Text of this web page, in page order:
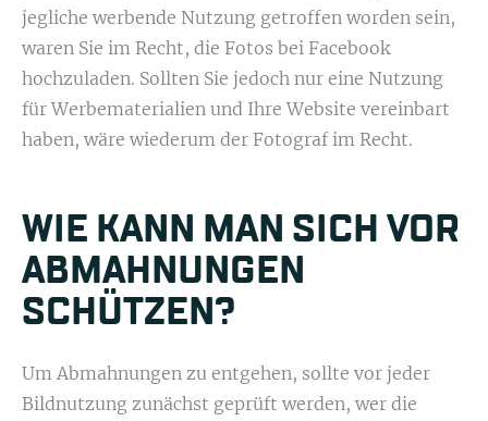
jegliche werbende Nutzung getroffen worden sein,
waren Sie im Recht, die Fotos bei Facebook
hochzuladen. Sollten Sie jedoch nur eine Nutzung
für Werbematerialien und Ihre Website vereinbart
haben, wäre wiederum der Fotograf im Recht.
WIE KANN MAN SICH VOR
ABMAHNUNGEN
SCHÜTZEN?
Um Abmahnungen zu entgehen, sollte vor jeder
Bildnutzung zunächst geprüft werden, wer die